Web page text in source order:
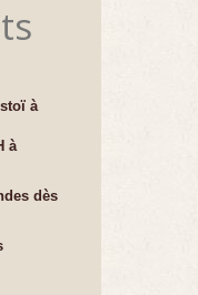
à
à
dès